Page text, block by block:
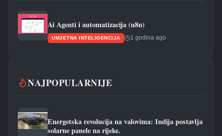
Ai Agenti i automatizacija (n8n)
UMJETNA INTELIGENCIJA 1 godina ago
NAJPOPULARNIJE
Energetska revolucija na valovima: Indija postavlja
solarne panele na rijeke.